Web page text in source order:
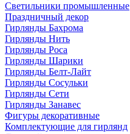
Светильники промышленные
Праздничный декор
Гирлянды Бахрома
Гирлянды Нить
Гирлянды Роса
Гирлянды Шарики
Гирлянды Белт-Лайт
Гирлянды Сосульки
Гирлянды Сети
Гирлянды Занавес
Фигуры декоративные
Комплектующие для гирлянд